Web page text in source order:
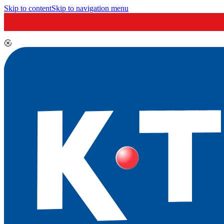
Skip to contentSkip to navigation menu